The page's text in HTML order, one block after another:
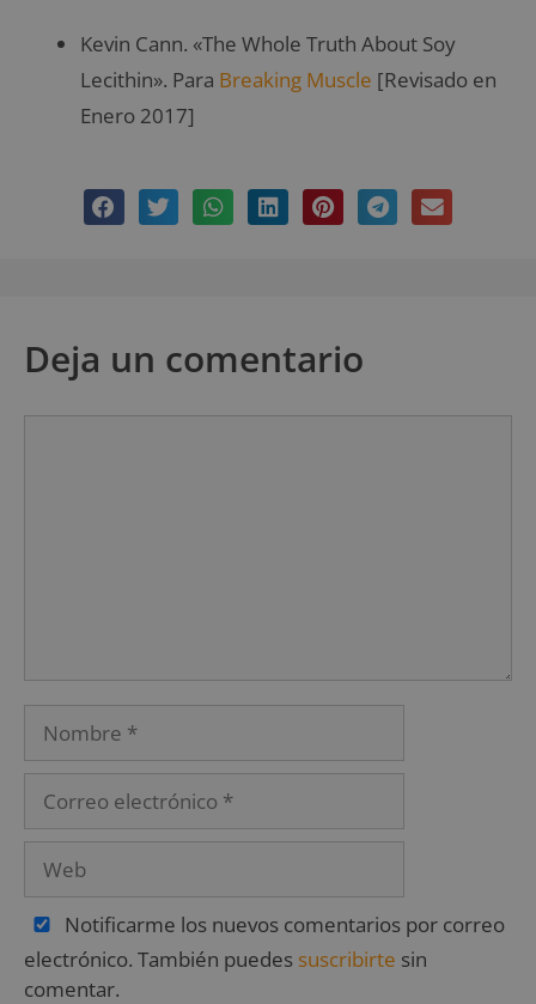
Kevin Cann. «The Whole Truth About Soy
Lecithin». Para Breaking Muscle [Revisado en
Enero 2017]
Deja un comentario
Notificarme los nuevos comentarios por correo
electrónico. También puedes suscribirte sin
comentar.